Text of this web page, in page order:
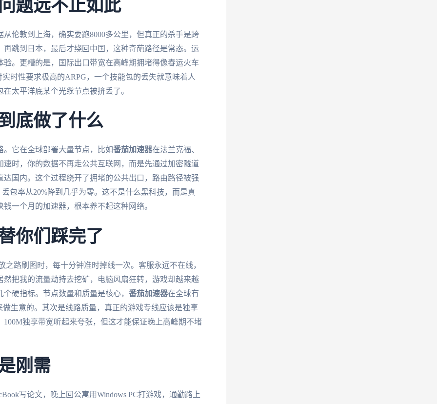
题远不止如此
伦敦到上海，确实要跑8000多公里，但真正的杀手是跨
跳到日本，最后才绕回中国，这种奇葩路径是常态。运
。更糟的是，国际出口带宽在高峰期拥堵得像春运火车
时性要求极高的ARPG，一个技能包的丢失就意味着人
太平洋底某个光缆节点被挤丢了。
底做了什么
它在全球部署大量节点，比如番茄加速器在法兰克福、
时，你的数据不再走公共互联网，而是先通过加密隧道
国内。这个过程绕开了拥堵的公共出口，路由路径被强
包率从20%降到几乎为零。这不是什么黑科技，而是真
一个月的加速器，根本养不起这种网络。
你们踩完了
路刷图时，每十分钟准时掉线一次。客服永远不在线，
把我的流量劫持去挖矿，电脑风扇狂转，游戏却越来越
硬指标。节点数量和质量是核心， 番茄加速器在全球有
生意的。其次是线路质量，真正的游戏专线应该是独享
独享带宽听起来夸张，但这才能保证晚上高峰期不堵
刚需
写论文，晚上回公寓用Windows PC打游戏，通勤路上